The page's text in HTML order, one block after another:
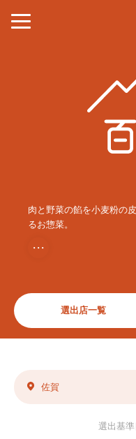
肉と野菜の餡を小麦粉の
るお惣菜。
・・・
選出店一覧
佐賀
選出基